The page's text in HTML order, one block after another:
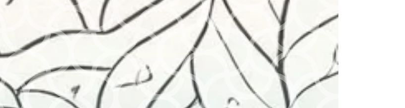
TOOLI-
ART
Marque
Malette
20
marque
GuangN
a 168
couleurs